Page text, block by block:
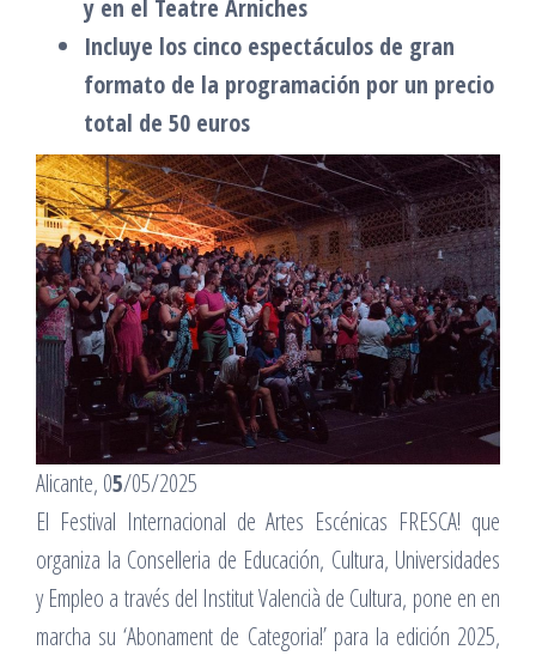
y en el Teatre Arniches
Incluye los cinco espectáculos de gran
formato de la programación por un precio
total de 50 euros
Alicante, 05/05/2025
El Festival Internacional de Artes Escénicas FRESCA! que
organiza la Conselleria de Educación, Cultura, Universidades
y Empleo a través del Institut Valencià de Cultura, pone en en
marcha su ‘Abonament de Categoria!’ para la edición 2025,